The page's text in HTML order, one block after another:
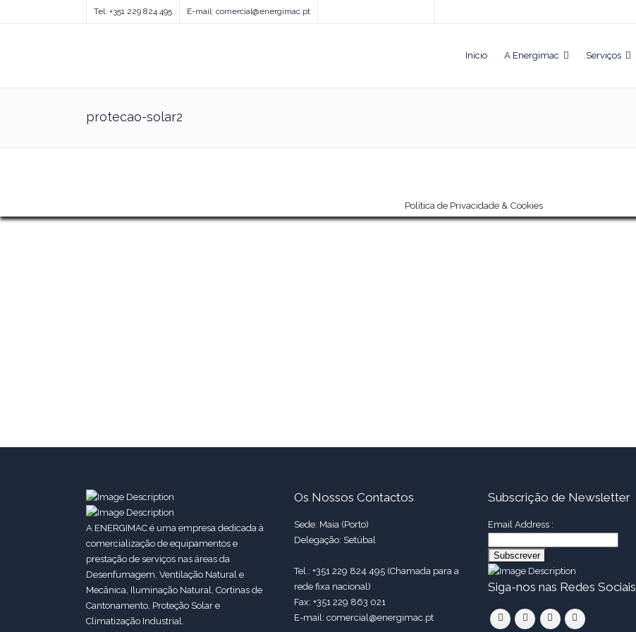
Tel: +351 229 824 495 E-mail: comercial@energimac.pt
Início A Energimac Serviços
protecao-solar2
A ENERGIMAC é uma empresa dedicada à
comercialização de equipamentos e
prestação de serviços nas áreas da
Desenfumagem, Ventilação Natural e
Mecânica, Iluminação Natural, Cortinas de
Cantonamento, Proteção Solar e
Climatização Industrial.
Os Nossos Contactos
Sede: Maia (Porto)
Delegação: Setúbal
Tel.: +351 229 824 495 (Chamada para a
rede fixa nacional)
Fax: +351 229 863 021
E-mail: comercial@energimac.pt
Subscrição de Newsletter
Email Address :
Siga-nos nas Redes Sociais
Política de Privacidade & Cookies